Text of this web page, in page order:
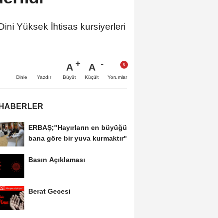
Yüksek İhtisas kursiyerleri
Dinle Yazdır
A
Büyüt
A
Küçült Yorumlar
ERBAŞ;"Hayırların en büyüğü
bana göre bir yuva kurmaktır"
Basın Açıklaması
Berat Gecesi